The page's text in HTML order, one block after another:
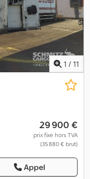
1 / 11
29 900 €
prix fixe hors TVA
(35 880 € brut)
Appel